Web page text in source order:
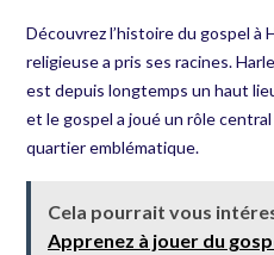
Découvrez l’histoire du gospel à
religieuse a pris ses racines.
est depuis longtemps un haut
et le gospel a joué un rôle
quartier emblématique.
Cela pourrait vous
Apprenez à jouer du